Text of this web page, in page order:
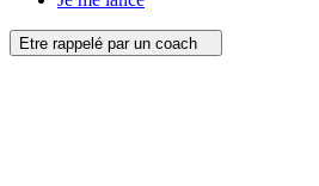
Etre rappelé par un coach